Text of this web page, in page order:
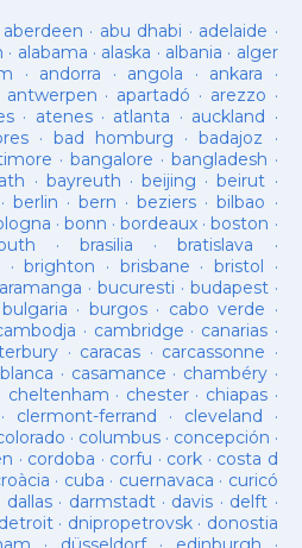
aberdeen · abu dhabi · adelaide ·
· alabama · alaska · albania · alger
· andorra · angola · ankara ·
antwerpen · apartadó · arezzo ·
· atenes· atlanta · auckland ·
·bad homburg ·badajoz ·
·bangalore · bangladesh ·
· bayreuth ·beijing ·beirut ·
· berlin ·bern ·beziers ·bilbao ·
·bonn ·bordeaux ·boston ·
·brasilia ·bratislava ·
·brighton · brisbane · bristol ·
· bucuresti · budapest·
bulgaria · burgos· cabo verde ·
· cambridge · canarias·
· caracas · carcassonne ·
· casamance · chambéry·
cheltenham · chester· chiapas ·
· clermont-ferrand · cleveland ·
· columbus· concepción ·
· cordoba · corfu · cork · costa d
· cuba · cuernavaca · curicó
dallas · darmstadt· davis · delft ·
detroit· dnipropetrovsk· donostia